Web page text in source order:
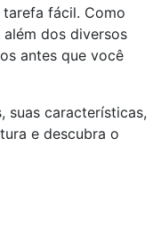
fácil. Como
dos diversos
antes que você
suas características,
e descubra o